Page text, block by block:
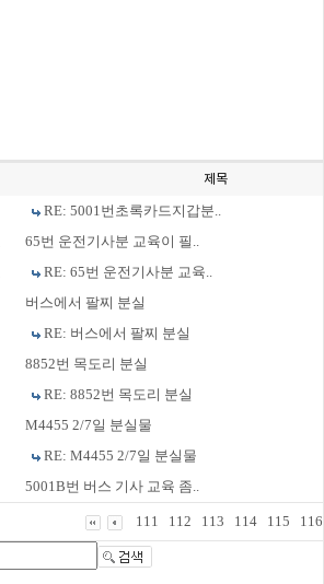
제목
RE: 5001번초록카드지갑분..
65번 운전기사분 교육이 필..
RE: 65번 운전기사분 교육..
버스에서 팔찌 분실
RE: 버스에서 팔찌 분실
8852번 목도리 분실
RE: 8852번 목도리 분실
M4455 2/7일 분실물
RE: M4455 2/7일 분실물
5001B번 버스 기사 교육 좀..
111 112 113 114 115 116